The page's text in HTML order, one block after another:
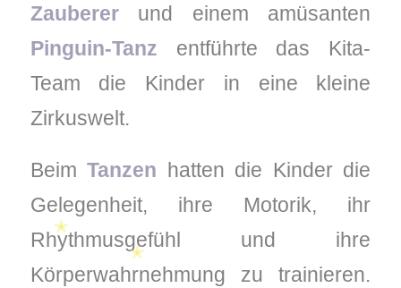
Zaubererund einem amüsanten
Pinguin-Tanz entführte das Kita-
Team die Kinder in eine kleine
Zirkuswelt.
BeimTanzen hatten die Kinder die
Gelegenheit, ihre Motorik, ihr
Rhythmusgefühl und ihre
Körperwahrnehmung zu trainieren.
✭